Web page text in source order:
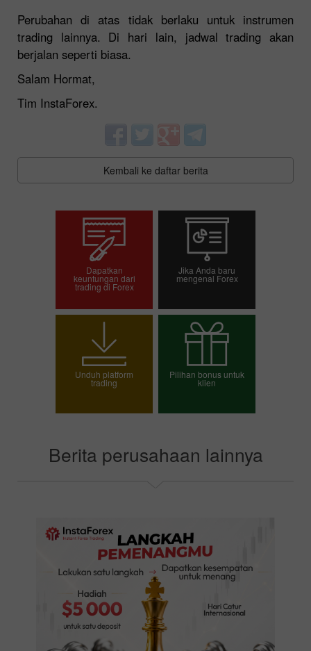
Perubahan di atas tidak berlaku untuk instrumen
trading lainnya. Di hari lain, jadwal trading akan
berjalan seperti biasa.
Salam Hormat,
Tim InstaForex.
Kembali ke daftar berita
Dapatkan
keuntungan dari
trading di Forex
Jika Anda baru
mengenal Forex
Buka akun demo
Unduh platform
trading
Pilihan bonus untuk
klien
Berita perusahaan lainnya